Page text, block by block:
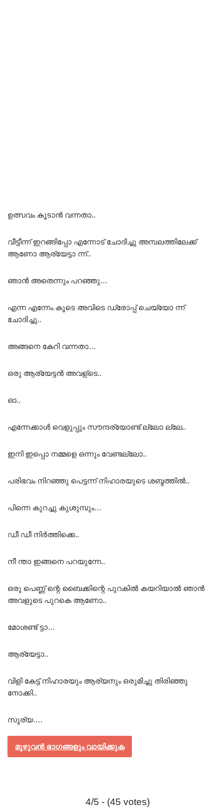
ഉത്സവം കൂടാൻ വന്നതാ..
വീട്ടീന്ന് ഇറങ്ങിപ്പോ എന്നോട് ചോദിച്ചു അമ്പലത്തിലേക്ക്
ആണോ ആര്യേട്ടാ ന്ന്..
ഞാൻ അതെന്നും പറഞ്ഞു…
എന്ന എന്നേം കൂടെ അവിടെ ഡ്രോപ്പ് ചെയ്യോ ന്ന്
ചോദിച്ചു..
അങ്ങനെ കേറി വന്നതാ…
ഒരു ആര്യേട്ടൻ അവള്ടെ..
ഓ..
എന്നേക്കാൾ വെളുപ്പും സൗന്ദര്യോണ്ട് ല്ലോ ല്ലേ..
ഇനി ഇപ്പൊ നമ്മളെ ഒന്നും വേണ്ടല്ലോ..
പരിഭവം നിറഞ്ഞു പെട്ടന്ന് നിഹാരയുടെ ശബ്ദത്തിൽ..
പിന്നെ കുറച്ചു കുശുമ്പും…
ഡീ ഡീ നിർത്തിക്കെ..
നീ ന്താ ഇങ്ങനെ പറയുന്നേ..
ഒരു പെണ്ണ് ന്റെ ബൈക്കിന്റെ പുറകിൽ കയറിയാൽ ഞാൻ
അവളുടെ പുറകെ ആണോ..
മോശണ്ട് ട്ടാ…
ആര്യേട്ടാ..
വിളി കേട്ട് നിഹാരയും ആര്യനും ഒരുമിച്ചു തിരിഞ്ഞു
നോക്കി..
സൂര്യ….
മുഴുവൻ ഭാഗങ്ങളും വായിക്കുക
4/5 - (45 votes)